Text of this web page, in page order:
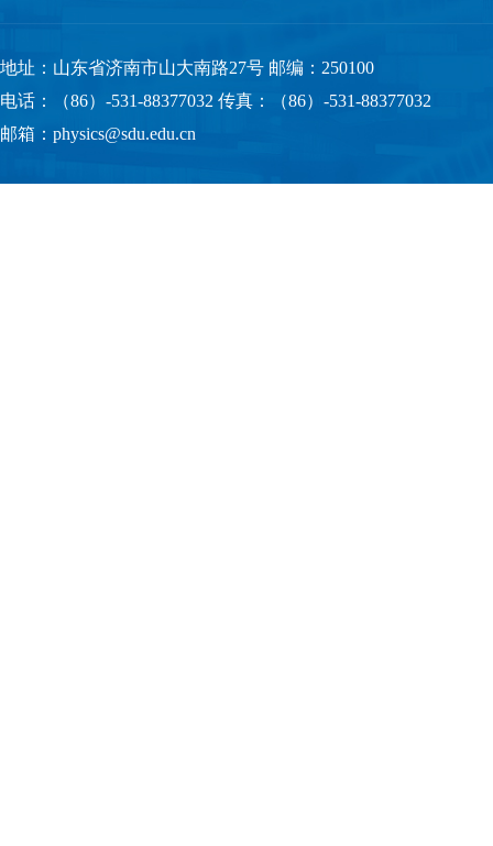
地址：山东省济南市山大南路27号 邮编：250100
电话：（86）-531-88377032 传真：（86）-531-88377032
邮箱：physics@sdu.edu.cn